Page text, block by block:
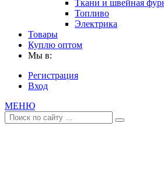
Ткани и швейная
Топливо
Электрика
Товары
Куплю оптом
Мы в:
Регистрация
Вход
МЕНЮ